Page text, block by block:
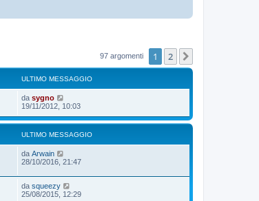
97 argomenti 1 2
ULTIMO MESSAGGIO
da sygno
19/11/2012, 10:03
ULTIMO MESSAGGIO
da Arwain
28/10/2016, 21:47
da squeezy
25/08/2015, 12:29